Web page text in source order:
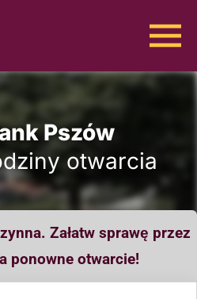
Pszów
otwarcia
Załatw sprawę przez
ponowne otwarcie!